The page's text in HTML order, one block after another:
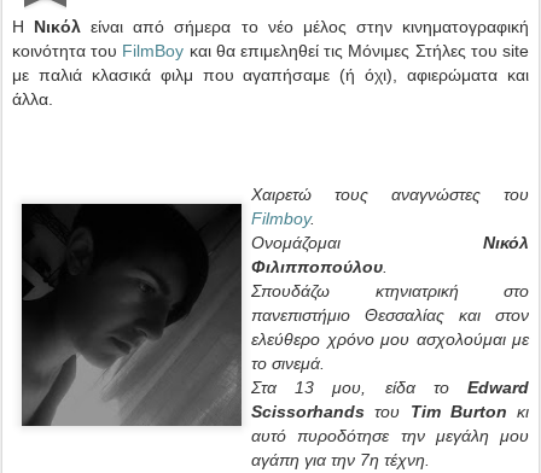
Η Νικόλείναι από σήμερα το νέο μέλος στην κινηματογραφική
κοινότητα του FilmBoy και θα επιμεληθεί τις Μόνιμες Στήλες του site
με παλιά κλασικά φιλμ που αγαπήσαμε (ή όχι), αφιερώματα και
άλλα.
Χαιρετώ τους αναγνώστες του
Filmboy.
Ονομάζομαι Νικόλ
Φιλιπποπούλου
Σπουδάζω κτηνιατρική στο
πανεπιστήμιο Θεσσαλίας και στον
ελεύθερο χρόνο μου ασχολούμαι με
το σινεμά.
Στα 13 μου, είδα το Edward
Scissorhands του Tim Burton κι
αυτό πυροδότησε την μεγάλη μου
αγάπη για την 7η τέχνη.